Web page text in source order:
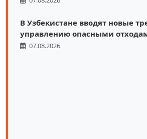
В Узбекистане вводят новые
управлению опасными
07.08.2026